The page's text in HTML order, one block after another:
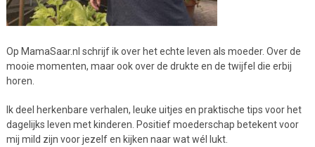
Op MamaSaar.nl schrijf ik over het echte leven als moeder. Over de
mooie momenten, maar ook over de drukte en de twijfel die erbij
horen.
Ik deel herkenbare verhalen, leuke uitjes en praktische tips voor het
dagelijks leven met kinderen. Positief moederschap betekent voor
mij mild zijn voor jezelf en kijken naar wat wél lukt.